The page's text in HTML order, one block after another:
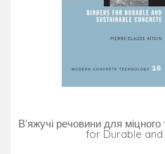
В'яжучі речовини для
for Durable and